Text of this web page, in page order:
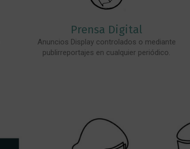
Prensa Digital
Anuncios Display controlados o mediante
publirreportajes en cualquier periódico.